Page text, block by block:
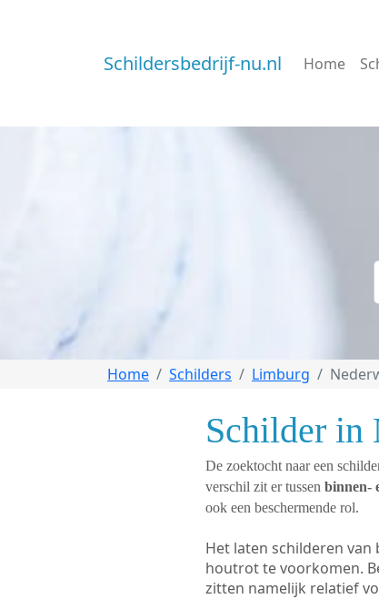
Schildersbedrijf-nu.nl Home
Home Schilders Limburg
Schilder in
De zoektocht naar een
verschil zit er tussen binnen-
ook een beschermende rol.
Het laten schilderen
houtrot te voorkomen.
zitten namelijk relatief